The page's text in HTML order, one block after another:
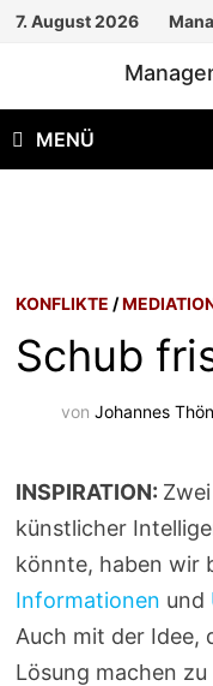
Zum
7. August 2026
MENÜ
KONFLIKTE /
Schub
vonJohannes
INSPIRATION:
künstlicher
könnte, haben wir
Informationen und
Auch mit der Idee,
Lösung machen